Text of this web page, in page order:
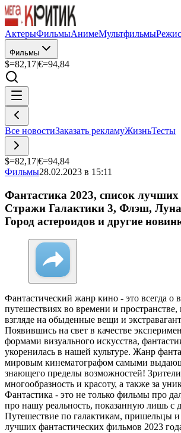
АктерыФильмыАнимеМультфильмы
Фильмы
$=82,17|€=94,84
Все новостиЗаказать рекламуЖизньТесты
$=82,17|€=94,84
Фильмы28.02.2023 в 15:11
Фантастика 2023, список
Стражи Галактики 3, Флэш,
Город астероидов и другие
Фантастический жанр кино - это всегда о
путешествиях во времени и
взгляде на обыденные вещи и
Появившись на свет в качестве
формами визуального искусства,
укоренилась в нашей культуре. Жанр
мировым кинематографом самыми
знающего пределы возможностей!
многообразность и красоту, а также за
Фантастика - это не только фильмы про
про нашу реальность, показанную лишь с
Путешествие по галактикам, пришельцы
лучших фантастических фильмов 2023